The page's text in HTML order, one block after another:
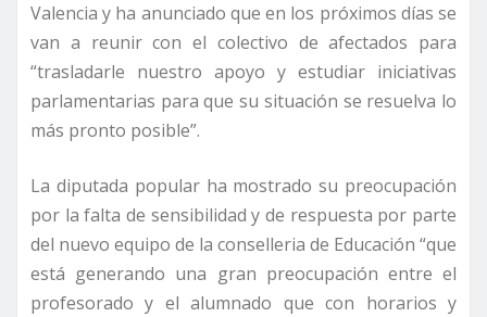
Valencia y ha anunciado que en los próximos días se
van a reunir con el colectivo de afectados para
“trasladarle nuestro apoyo y estudiar iniciativas
parlamentarias para que su situación se resuelva lo
más pronto posible”.
La diputada popular ha mostrado su preocupación
por la falta de sensibilidad y de respuesta por parte
del nuevo equipo de la conselleria de Educación “que
está generando una gran preocupación entre el
profesorado y el alumnado que con horarios y